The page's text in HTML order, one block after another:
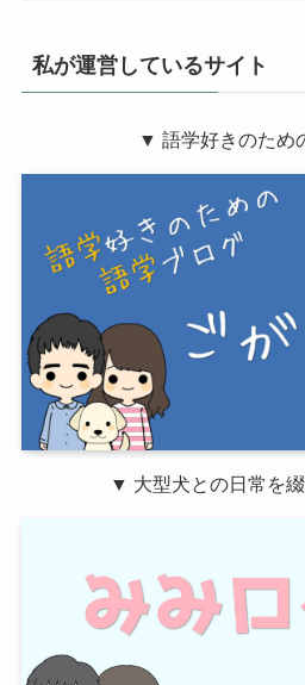
私が運営しているサイト
▼ 語学好きのため
▼ 大型犬との日常を